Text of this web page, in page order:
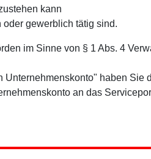
kann
gewerblich tätig sind.
im Sinne von § 1 Abs. 4
Unternehmenskonto" haben Sie
an das